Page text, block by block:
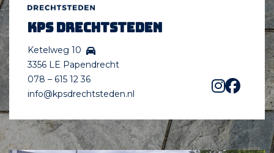
KPS Drechtsteden
Ketelweg 10
3356 LE Papendrecht
078 – 615 12 36
info@kpsdrechtsteden.nl